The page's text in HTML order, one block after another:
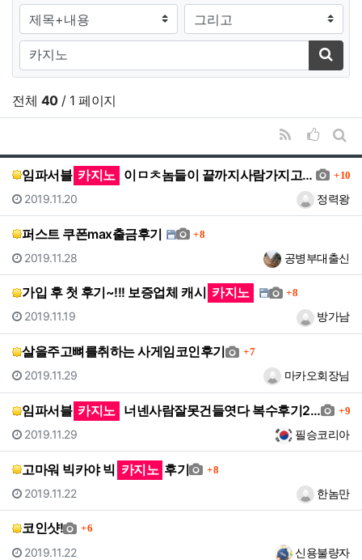
검색대상
검색어
검색
전체 40/ 1 페이지
RSS
추천
게
임파서블 카지노 이ㅁㅊ놈들이 끝까지사람가지고노네요 댓글
10
등록자정력왕
등록일
2019.11.20
퍼스트 쿠폰max출금후기 댓글
8
등록자공병부대출신
등록일
2019.11.28
가입 후 첫 후기~!!! 보증업체 캐시 카지노 댓글
8
등록자방가남
등록일
2019.11.19
살을주고뼈를취하는 사게임코인후기 댓글
7
등록자마카오회장님
등록일
2019.11.29
임파서블 카지노 너넨사람잘못건들엿다 복수후기2탄 댓
9
등록자필승코리아
등록일
2019.11.29
고마워 빅카야 빅 카지노 후기 댓글
8
등록자한놈만
등록일
2019.11.22
코인샷! 댓글
6
등록자신용불량자
등록일
2019.11.22